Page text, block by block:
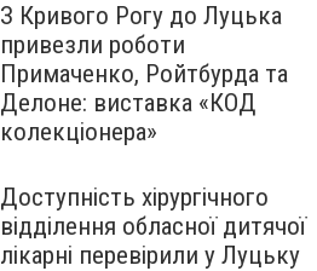
З Кривого Рогу до Луцька
привезли роботи
Примаченко, Ройтбурда та
Делоне: виставка «КОД
колекціонера»
Доступність хірургічного
відділення обласної дитячої
лікарні перевірили у Луцьку